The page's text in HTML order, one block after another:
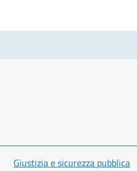
Giustizia e sicurezza pubblica